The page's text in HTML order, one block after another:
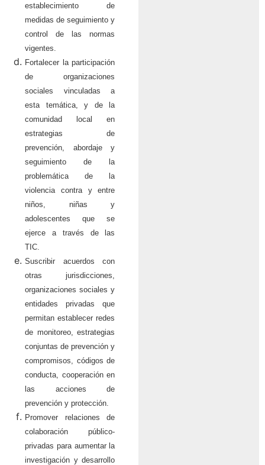
establecimiento de
medidas de seguimiento y
control de las normas
vigentes.
Fortalecer la participación
de organizaciones
sociales vinculadas a
esta temática, y de la
comunidad local en
estrategias de
prevención, abordaje y
seguimiento de la
problemática de la
violencia contra y entre
niños, niñas y
adolescentes que se
ejerce a través de las
TIC.
Suscribir acuerdos con
otras jurisdicciones,
organizaciones sociales y
entidades privadas que
permitan establecer redes
de monitoreo, estrategias
conjuntas de prevención y
compromisos, códigos de
conducta, cooperación en
las acciones de
prevención y protección.
Promover relaciones de
colaboración público-
privadas para aumentar la
investigación y desarrollo